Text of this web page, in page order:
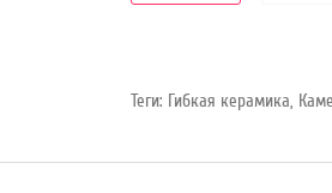
Теги: Гибкая керамика,